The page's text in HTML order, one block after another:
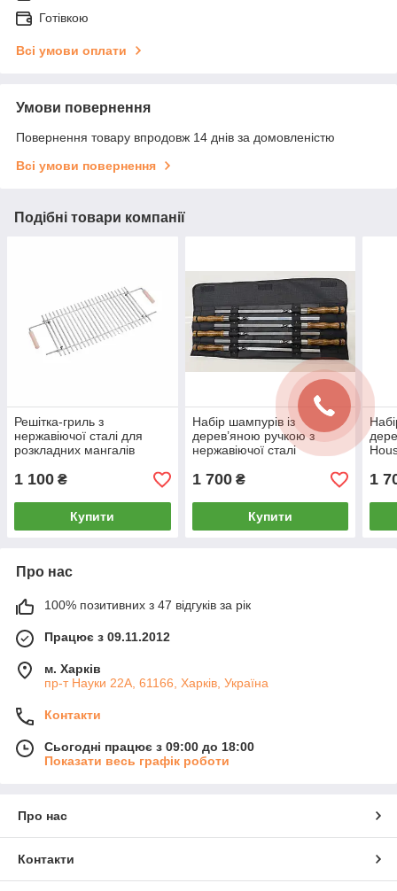
Готівкою
Всі умови оплати
Умови повернення
Повернення товару впродовж 14 днів за домовленістю
Всі умови повернення
Подібні товари компанії
Решітка-гриль з
нержавіючої сталі для
розкладних мангалів
1 100 ₴
Купити
Набір шампурів із
дерев’яною ручкою з
нержавіючої сталі
1 700₴
Купити
1
Про нас
100% позитивних з 47 відгуків за рік
Працює з 09.11.2012
м. Харків
пр-т Науки 22А, 61166, Харків, Україна
Контакти
Сьогодні працює з 09:00 до 18:00
Показати весь графік роботи
Про нас
Контакти